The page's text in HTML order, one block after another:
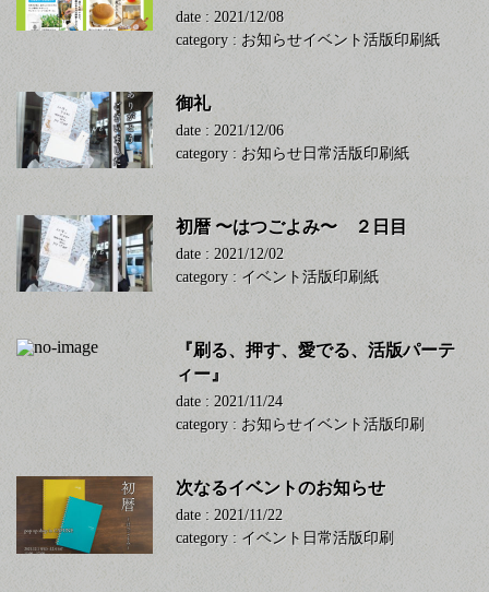
date : 2021/12/08
category : お知らせイベント活版印刷紙
御礼
date : 2021/12/06
category : お知らせ 日常活版印刷紙
初暦 〜はつごよみ〜 ２日目
date : 2021/12/02
category : イベント活版印刷紙
『刷る、押す、愛でる、活版パーテ
ィー』
date : 2021/11/24
category : お知らせイベント活版印刷
次なるイベントのお知らせ
date : 2021/11/22
category : イベント 日常活版印刷